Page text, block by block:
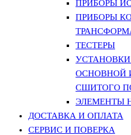
ПРИБОРЫ
ПРИБОРЫ
ТЕСТЕРЫ
ОСНОВНОЙ
СШИТОГО
ЭЛЕМЕНТЫ
ДОСТАВКА И ОПЛАТА
СЕРВИС И ПОВЕРКА